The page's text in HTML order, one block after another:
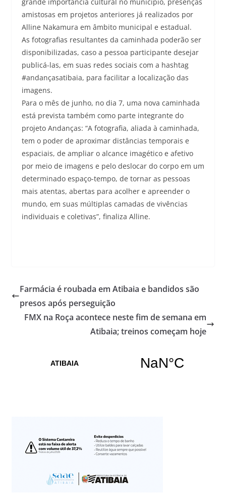
amistosas em projetos anteriores já realizados por
Alline Nakamura em âmbito municipal e estadual.
As fotografias resultantes da caminhada poderão ser
disponibilizadas, caso a pessoa participante desejar
publicá-las, em suas redes sociais com a hashtag
#andançasatibaia, para facilitar a localização das
imagens.
Para o mês de junho, no dia 7, uma nova caminhada
está prevista também como parte integrante do
projeto Andanças: “A fotografia, aliada à caminhada,
tem o poder de aproximar distâncias temporais e
espaciais, de ampliar o alcance imagético e afetivo
por meio de imagens e pelo deslocar do corpo em um
determinado espaço-tempo, de tornar as pessoas
mais atentas, abertas para acolher e apreender o
mundo, em suas múltiplas camadas de vivências
individuais e coletivas”, finaliza Alline.
Farmácia é roubada em Atibaia e bandidos são
presos após perseguição
FMX na Roça acontece neste fim de semana em
Atibaia; treinos começam hoje